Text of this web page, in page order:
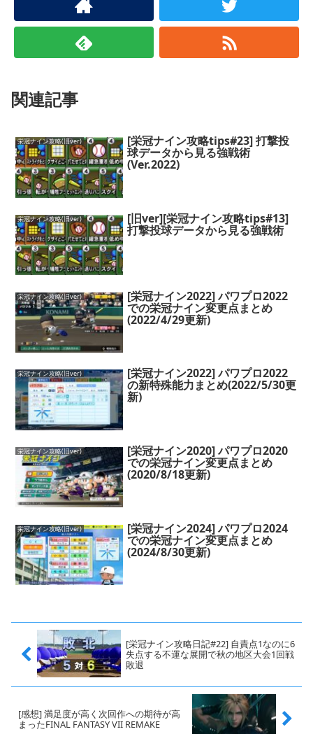
関連記事
栄冠ナイン攻略(旧ver) [栄冠ナイン攻略tips#23] 打撃投
球データから見る強戦術
(Ver.2022)
栄冠ナイン攻略(旧ver) [旧ver][栄冠ナイン攻略tips#13]
打撃投球データから見る強戦術
栄冠ナイン攻略(旧ver) [栄冠ナイン2022] パワプロ2022
での栄冠ナイン変更点まとめ
(2022/4/29更新)
栄冠ナイン攻略(旧ver) [栄冠ナイン2022] パワプロ2022
の新特殊能力まとめ(2022/5/30更
新)
栄冠ナイン攻略(旧ver) [栄冠ナイン2020] パワプロ2020
での栄冠ナイン変更点まとめ
(2020/8/18更新)
栄冠ナイン攻略(旧ver) [栄冠ナイン2024] パワプロ2024
での栄冠ナイン変更点まとめ
(2024/8/30更新)
[栄冠ナイン攻略日記#22] 自責点1なのに6
失点する不運な展開で秋の地区大会1回戦
敗退
[感想] 満足度が高く次回作への期待が高
まったFINAL FANTASY VII REMAKE